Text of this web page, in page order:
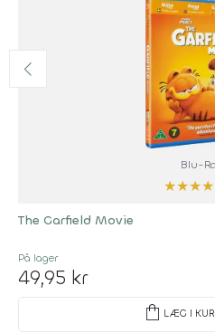
Blu-
★★★★
The Garfield Movie
På lager
49,95 kr
shopping_bag LÆG I